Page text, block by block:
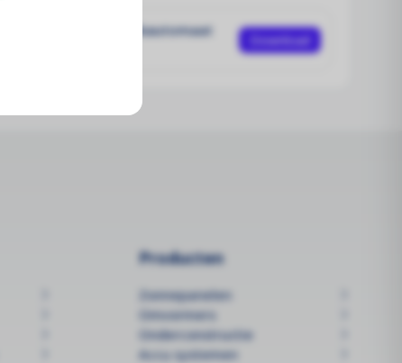
Eaton aardlekautomaat
Download
Producten
Zonnepanelen
Omvormers
Onderconstructie
Accu systemen